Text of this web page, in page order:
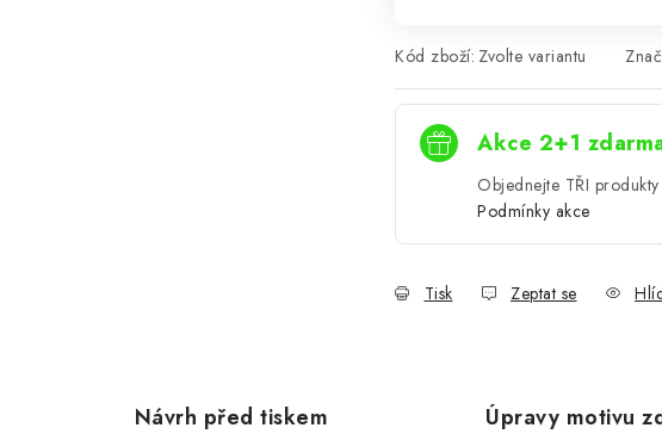
Kód zboží: Zvolte variantu
Akce 2+1
Objednejte TŘI
Podmínky akce
Tisk Zeptat se
Návrh před tiskem Úpravy motivu